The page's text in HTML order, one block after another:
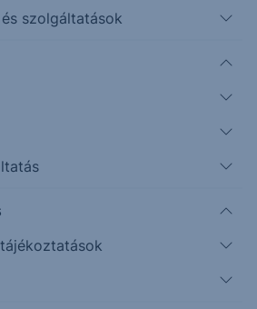
szolgáltatások
a szűken mért csatorna
és az RSI is támasz előtt